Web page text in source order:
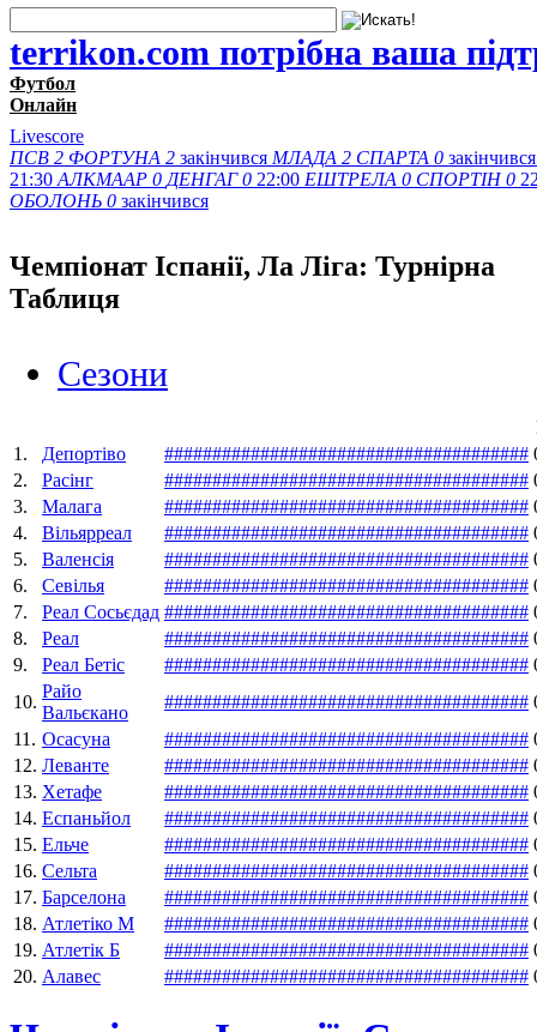
terrikon.com потрібна ваша
Футбол
Онлайн
Livescore
ПСВ 2 ФОРТУНА 2 закінчився МЛАДА 2 СПАРТА 0
21:30 АЛКМААР 0 ДЕНГАГ 0 22:00 ЕШТРЕЛА 0 СПОРТІН 0
ОБОЛОНЬ 0 закінчився
Чемпiонат Іспанії, Ла Ліга: Турнірна
Таблиця
Сезони
1.
Депортіво ######################################
2.
Расінг ######################################
3.
Малага ######################################
4.
Вільярреал ######################################
5.
Валенсія ######################################
6.
Севілья ######################################
7.
Реал Сосьєдад ######################################
8.
Реал ######################################
9.
Реал Бетіс ######################################
10.
Райо
Вальєкано
######################################
11. Осасуна ######################################
12. Леванте ######################################
13. Хетафе ######################################
14. Еспаньйол ######################################
15. Ельче ######################################
16. Сельта ######################################
17. Барселона ######################################
18. Атлетіко М ######################################
19. Атлетік Б ######################################
20. Алавес ######################################